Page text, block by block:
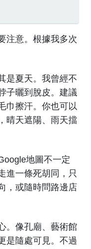
注意。根據我多次
是夏天。我曾經不
子曬到脫皮。建議
巾擦汗。你也可以
晴天遮陽、雨天擋
地圖不一定
進一條死胡同，只
，或隨時問路邊店
。像孔廟、藝術館
是隨處可見。不過